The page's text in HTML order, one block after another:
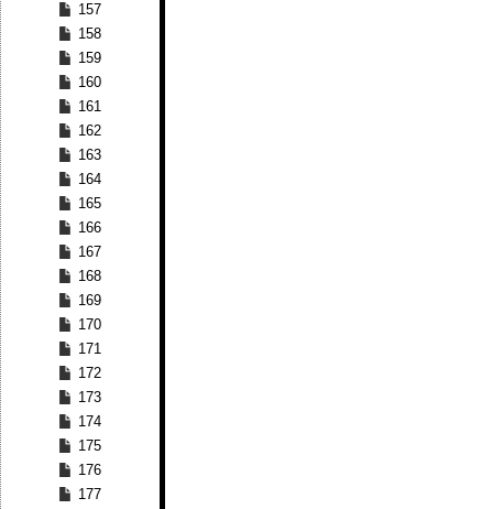
157
158
159
160
161
162
163
164
165
166
167
168
169
170
171
172
173
174
175
176
177